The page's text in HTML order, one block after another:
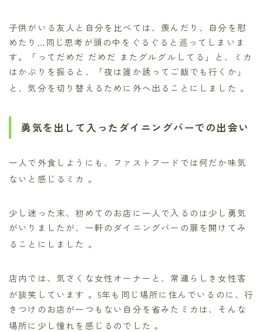
子供がいる友人と自分を比べては、羨んだり、自分を慰
めたり…同じ思考が頭の中をぐるぐると巡ってしまいま
す。「ってだめだ だめだ またグルグルしてる」と、ミカ
はかぶりを振ると、「夜は誰か誘ってご飯でも行くか」
と、気分を切り替えるために外へ出ることにしました 。
勇気を出して入ったダイニングバーでの出会い
一人で外食しようにも、ファストフードでは何だか味気
ないと感じるミカ 。
少し迷った末、初めてのお店に一人で入るのは少し勇気
がいりましたが、一軒のダイニングバーの扉を開けてみ
ることにしました 。
店内では、気さくな女性オーナーと、常連らしき女性客
が談笑しています 。5年も同じ場所に住んでいるのに、行
きつけのお店が一つもない自分を省みたミカは、そんな
場所に少し憧れを感じるのでした 。